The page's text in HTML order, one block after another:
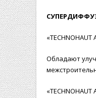
«TECHNOHAUT
Обладают
«TECHNOHAUT